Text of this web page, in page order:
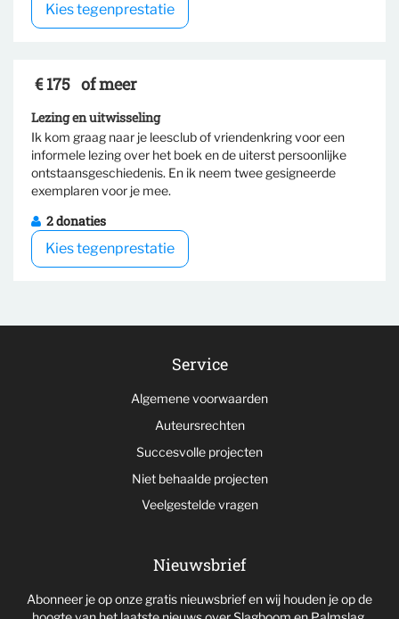
Kies tegenprestatie
€ 175 of meer
Lezing en uitwisseling
Ik kom graag naar je leesclub of vriendenkring voor een
informele lezing over het boek en de uiterst persoonlijke
ontstaansgeschiedenis. En ik neem twee gesigneerde
exemplaren voor je mee.
2 donaties
Kies tegenprestatie
Selecteer tegenprestatie
Service
Algemene voorwaarden
Auteursrechten
Succesvolle projecten
Niet behaalde projecten
Veelgestelde vragen
Nieuwsbrief
Abonneer je op onze gratis nieuwsbrief en wij houden je op de